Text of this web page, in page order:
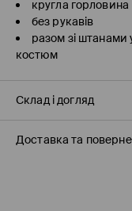
кругла горловина
без рукавів
разом зі штанами
костюм
Склад і догляд
склад головної тканини:
Доставка та